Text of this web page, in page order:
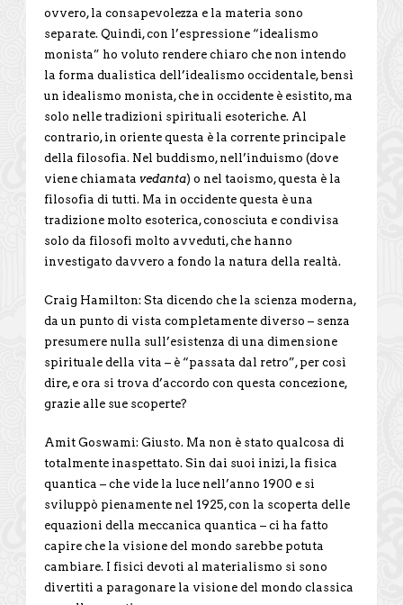
ovvero, la consapevolezza e la materia sono
separate. Quindi, con l’espressione “idealismo
monista” ho voluto rendere chiaro che non intendo
la forma dualistica dell’idealismo occidentale, bensì
un idealismo monista, che in occidente è esistito, ma
solo nelle tradizioni spirituali esoteriche. Al
contrario, in oriente questa è la corrente principale
della filosofia. Nel buddismo, nell’induismo (dove
viene chiamata vedanta) o nel taoismo, questa è la
filosofia di tutti. Ma in occidente questa è una
tradizione molto esoterica, conosciuta e condivisa
solo da filosofi molto avveduti, che hanno
investigato davvero a fondo la natura della realtà.
Craig Hamilton: Sta dicendo che la scienza moderna,
da un punto di vista completamente diverso – senza
presumere nulla sull’esistenza di una dimensione
spirituale della vita – è “passata dal retro”, per così
dire, e ora si trova d’accordo con questa concezione,
grazie alle sue scoperte?
Amit Goswami: Giusto. Ma non è stato qualcosa di
totalmente inaspettato. Sin dai suoi inizi, la fisica
quantica – che vide la luce nell’anno 1900 e si
sviluppò pienamente nel 1925, con la scoperta delle
equazioni della meccanica quantica – ci ha fatto
capire che la visione del mondo sarebbe potuta
cambiare. I fisici devoti al materialismo si sono
divertiti a paragonare la visione del mondo classica